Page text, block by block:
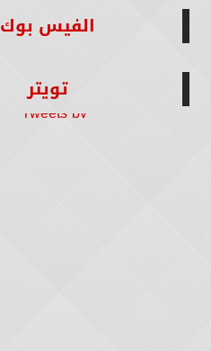
الفيس بوك
تويتر
Tweets by